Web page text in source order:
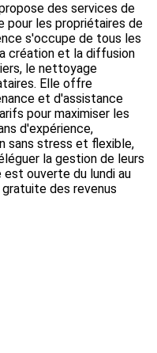
des services de
pour les propriétaires de
s'occupe de tous les
création et la diffusion
le nettoyage
Elle offre
et d'assistance
pour maximiser les
d'expérience,
sans stress et flexible,
la gestion de leurs
est ouverte du lundi au
des revenus